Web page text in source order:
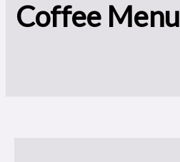
Coffee Menu